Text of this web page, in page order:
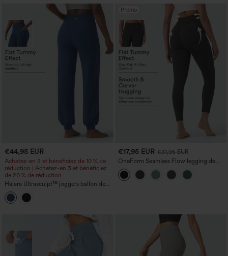
€44,95 EUR
Achetez-en 2 et bénéficiez de 10 % de
réduction | Achetez-en 3 et bénéficiez
de 20 % de réduction
Halara Ultrasculpt™ joggers ballon de
danse taille haute à effet ventre plat
avec poches
Promo
€17,95 EUR €31,95 EUR
OneForm Seamless Flow legging de
yoga taille haute, gainant pour le ventre
et effet rehausseur de fesses